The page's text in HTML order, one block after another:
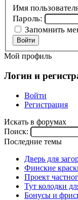
Имя
Пароль:
Запомнить
Войти
Мой профиль
Логин и
Войти
Регистрация
Искать в форумах
Поиск:
Последние темы
Дверь для
Финские
Проект
Тут колодки
Бонусы и